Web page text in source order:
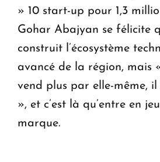
» 10 start-up pour 1,3
Gohar Abajyan se félicite
construit l’écosystème
avancé de la région, mais
vend plus par elle-même,
», et c’est là qu’entre en
marque.